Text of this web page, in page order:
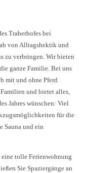
Traberhofes bei
von Alltagshektik und
zu verbringen. Wir bieten
ganze Familie. Bei uns
mit und ohne Pferd
und bietet alles,
Jahres wünschen: Viel
für die
Sauna und ein
eine tolle Ferienwohnung
Sie Spaziergänge an